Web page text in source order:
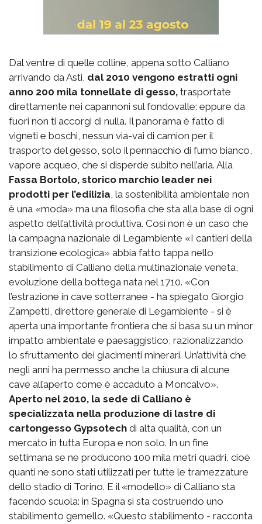
Dal ventre di quelle colline, appena sotto Calliano
arrivando da Asti, dal 2010 vengono estratti ogni
anno 200 mila tonnellate di gesso, trasportate
direttamente nei capannoni sul fondovalle: eppure da
fuori non ti accorgi di nulla. Il panorama è fatto di
vigneti e boschi, nessun via-vai di camion per il
trasporto del gesso, solo il pennacchio di fumo bianco,
vapore acqueo, che si disperde subito nell’aria. Alla
Fassa Bortolo, storico marchio leader nei
prodotti per l’edilizia, la sostenibilità ambientale non
è una «moda» ma una filosofia che sta alla base di ogni
aspetto dell’attività produttiva. Così non è un caso che
la campagna nazionale di Legambiente «I cantieri della
transizione ecologica» abbia fatto tappa nello
stabilimento di Calliano della multinazionale veneta,
evoluzione della bottega nata nel 1710. «Con
l’estrazione in cave sotterranee - ha spiegato Giorgio
Zampetti, direttore generale di Legambiente - si è
aperta una importante frontiera che si basa su un minor
impatto ambientale e paesaggistico, razionalizzando
lo sfruttamento dei giacimenti minerari. Un’attività che
negli anni ha permesso anche la chiusura di alcune
cave all’aperto come è accaduto a Moncalvo».
Aperto nel 2010, la sede di Calliano è
specializzata nella produzione di lastre di
cartongesso Gypsotech di alta qualità, con un
mercato in tutta Europa e non solo. In un fine
settimana se ne producono 100 mila metri quadri, cioè
quanti ne sono stati utilizzati per tutte le tramezzature
dello stadio di Torino. E il «modello» di Calliano sta
facendo scuola: in Spagna si sta costruendo uno
stabilimento gemello. «Questo stabilimento - racconta